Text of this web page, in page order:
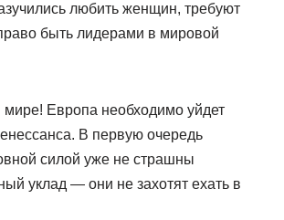
любить женщин, требуют
быть лидерами в мировой
Европа необходимо уйдет
В первую очередь
силой уже не страшны
уклад — они не захотят ехать в